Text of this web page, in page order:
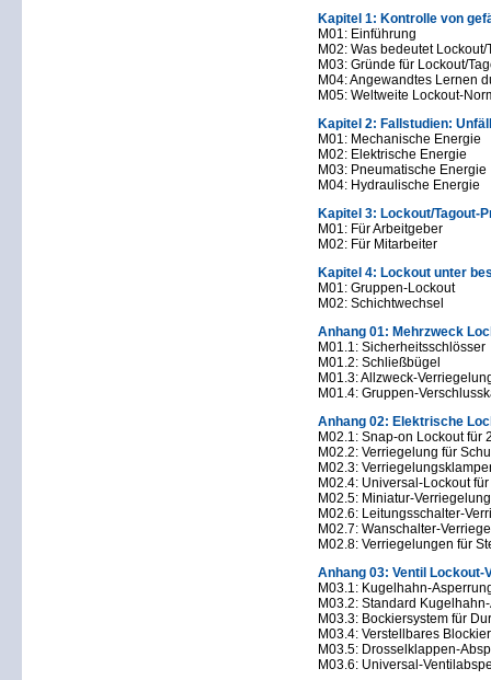
Kapitel 1: Kontrolle von
M01: Einführung
M02: Was bedeutet Lockout/
M03: Gründe für Lockout/
M04: Angewandtes Lernen
M05: Weltweite Lockout-
Kapitel 2: Fallstudien:
M01: Mechanische Energie
M02: Elektrische Energie
M03: Pneumatische Energie
M04: Hydraulische Energie
Kapitel 3: Lockout/Tagout-
M01: Für Arbeitgeber
M02: Für Mitarbeiter
Kapitel 4: Lockout unter
M01: Gruppen-Lockout
M02: Schichtwechsel
Anhang 01: Mehrzweck
M01.1: Sicherheitsschlösser
M01.2: Schließbügel
M01.3: Allzweck-
M01.4: Gruppen-
Anhang 02: Elektrische
M02.1: Snap-on Lockout für
M02.2: Verriegelung für
M02.3:
M02.4: Universal-Lockout
M02.5: Miniatur-
M02.6: Leitungsschalter-
M02.7: Wanschalter-
M02.8: Verriegelungen für
Anhang 03: Ventil Lockout-
M03.1: Kugelhahn-
M03.2: Standard
M03.3: Bockiersystem für
M03.4: Verstellbares
M03.5: Drosselklappen-
M03.6: Universal-